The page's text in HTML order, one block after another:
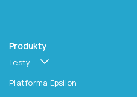
Produkty
Testy
Platforma Epsilon